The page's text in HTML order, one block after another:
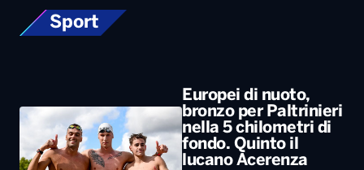
Sport
Europei di nuoto,
bronzo per Paltrinieri
nella 5 chilometri di
fondo. Quinto il
lucano Acerenza